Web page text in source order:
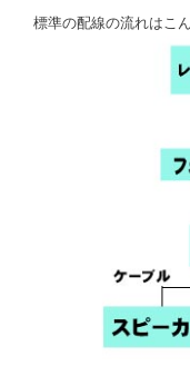
標準の配線の流れはこ